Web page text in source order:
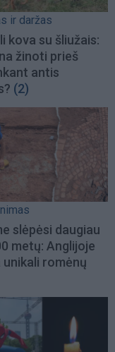
ir daržas
kova su šliužais:
žinoti prieš
antis
(2)
slėpėsi daugiau
metų: Anglijoje
romėnų